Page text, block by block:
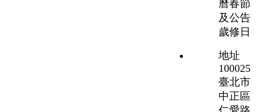
曆春節
及公告
歲修日
地址
100025
臺北市
中正區